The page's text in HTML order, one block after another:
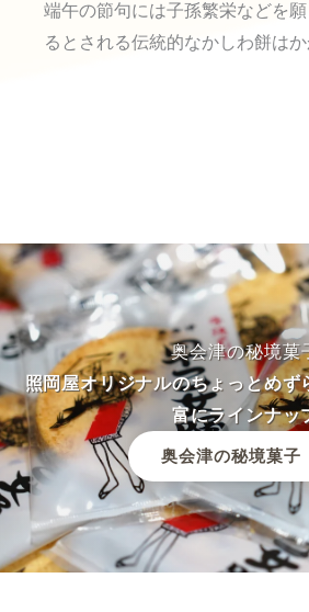
端午の節句には子孫繁栄などを
るとされる伝統的なかしわ餅はか
奥会津の秘境菓
照岡屋オリジナルのちょっとめず
富にラインナッ
奥会津の秘境菓子